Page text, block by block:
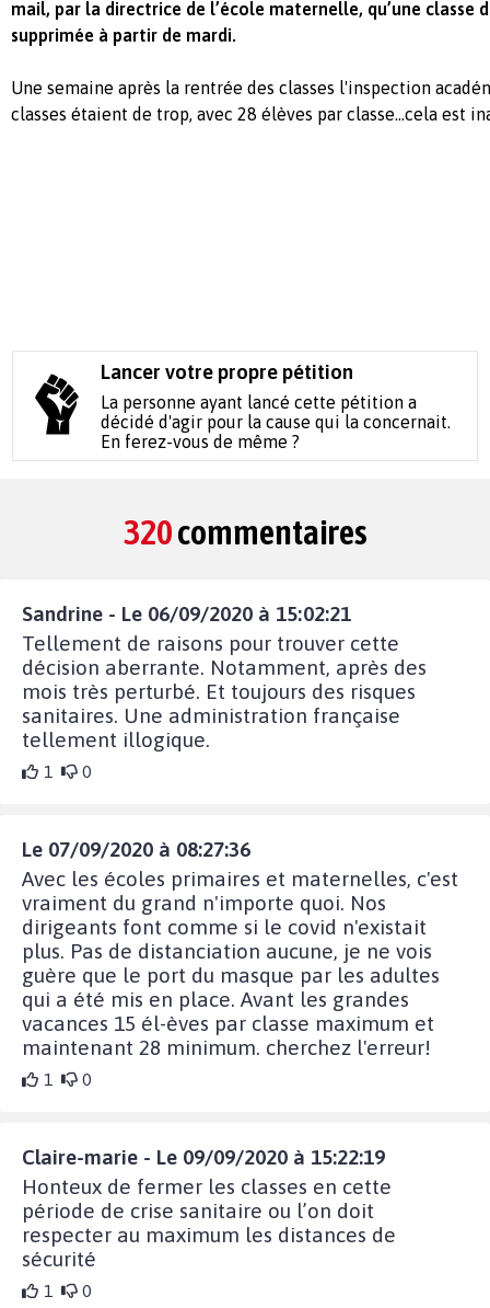
mail, par la directrice de l’école maternelle, qu’une classe
supprimée à partir de mardi.
Une semaine après la rentrée des classes l'inspection
classes étaient de trop, avec 28 élèves par classe...cela est
Lancer votre propre pétition
La personne ayant lancé cette pétition a
décidé d'agir pour la cause qui la concernait.
En ferez-vous de même ?
320commentaires
Sandrine - Le 06/09/2020 à 15:02:21
Tellement de raisons pour trouver cette
décision aberrante. Notamment, après des
mois très perturbé. Et toujours des risques
sanitaires. Une administration française
tellement illogique.
1 0
Le 07/09/2020 à 08:27:36
Avec les écoles primaires et maternelles, c'est
vraiment du grand n'importe quoi. Nos
dirigeants font comme si le covid n'existait
plus. Pas de distanciation aucune, je ne vois
guère que le port du masque par les adultes
qui a été mis en place. Avant les grandes
vacances 15 él-èves par classe maximum et
maintenant 28 minimum. cherchez l'erreur!
1 0
Claire-marie - Le 09/09/2020 à 15:22:19
Honteux de fermer les classes en cette
période de crise sanitaire ou l’on doit
respecter au maximum les distances de
sécurité
1 0